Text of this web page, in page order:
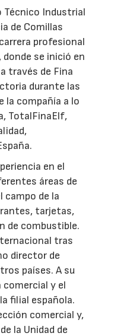
Técnico Industrial
de Comillas
profesional
donde se inició en
través de Fina
durante las
la compañía a lo
TotalFinaElf,
en el
áreas de
campo de la
tarjetas,
de combustible.
tras
director de
países. A su
comercial y el
filial española.
comercial y,
la Unidad de